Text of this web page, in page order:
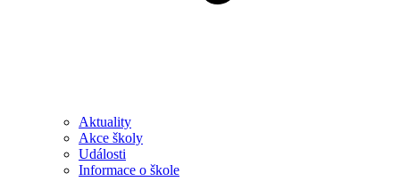
Aktuality
Akce školy
Události
Informace o škole